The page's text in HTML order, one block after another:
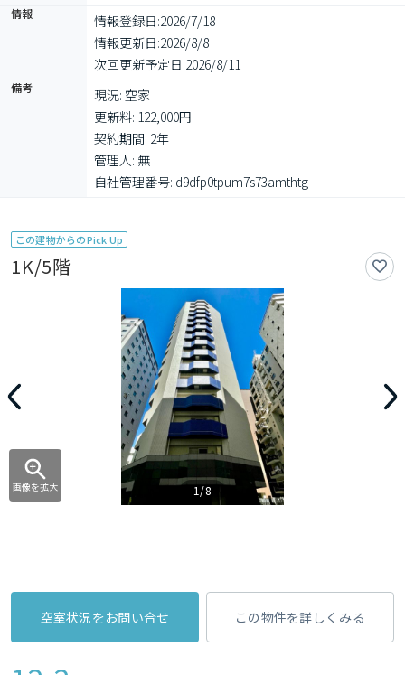
情報 情報登録日:2026/7/18
情報更新日:2026/8/8
次回更新予定日:2026/8/11
備考
現況: 空家
更新料: 122,000円
契約期間: 2年
管理人: 無
自社管理番号: d9dfp0tpum7s73amthtg
この建物からのPick Up
1K/5階
画像を拡大 1/8
空室状況をお問い合せ この物件を詳しくみる